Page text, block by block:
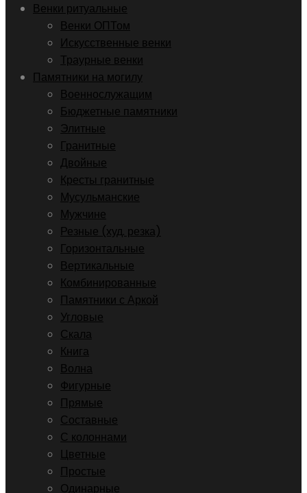
Венки ритуальные
Венки ОПТом
Искусственные венки
Траурные венки
Памятники на могилу
Военнослужащим
Бюджетные памятники
Элитные
Гранитные
Двойные
Кресты гранитные
Мусульманские
Мужчине
Резные (худ. резка)
Горизонтальные
Вертикальные
Комбинированные
Памятники с Аркой
Угловые
Скала
Книга
Волна
Фигурные
Прямые
Составные
С колоннами
Цветные
Простые
Одинарные